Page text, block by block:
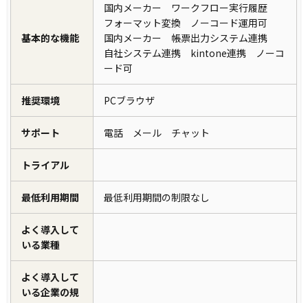
基本的な機能
国内メーカー ワークフロー実行履歴
フォーマット変換 ノーコード運用可
国内メーカー 帳票出力システム連携
自社システム連携 kintone連携 ノーコ
ード可
推奨環境 PCブラウザ
サポート 電話 メール チャット
トライアル
最低利用期間 最低利用期間の制限なし
よく導入して
いる業種
よく導入して
いる企業の規